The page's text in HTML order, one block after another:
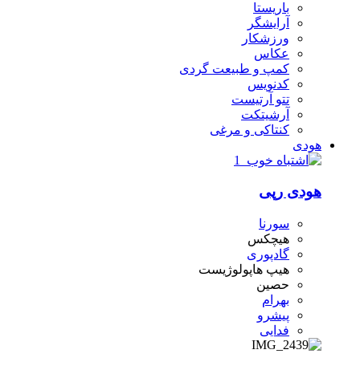
باریستا
آرایشگر
ورزشکار
عکاس
کمپ و طبیعت گردی
کدنویس
تتو آرتیست
آرشیتکت
کنتاکی و مرغی
هودی
هودی رپی
سورنا
هیچکس
گادپوری
هیپ هاپولوژیست
حصین
بهرام
پیشرو
فدایی